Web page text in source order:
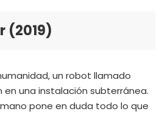
(2019)
un robot llamado
en una instalación subterránea.
pone en duda todo lo que